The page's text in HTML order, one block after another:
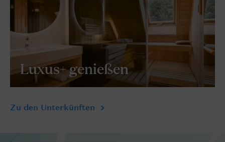
Luxus+ genießen
Zu den Unterkünften